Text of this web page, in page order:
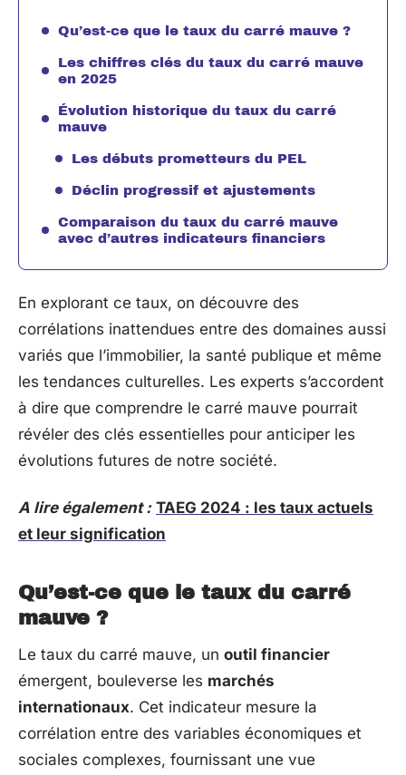
Qu’est-ce que le taux du carré mauve ?
Les chiffres clés du taux du carré mauve
en 2025
Évolution historique du taux du carré
mauve
Les débuts prometteurs du PEL
Déclin progressif et ajustements
Comparaison du taux du carré mauve
avec d’autres indicateurs financiers
En explorant ce taux, on découvre des
corrélations inattendues entre des domaines aussi
variés que l’immobilier, la santé publique et même
les tendances culturelles. Les experts s’accordent
à dire que comprendre le carré mauve pourrait
révéler des clés essentielles pour anticiper les
évolutions futures de notre société.
A lire également : TAEG 2024 : les taux actuels
et leur signification
Qu’est-ce que le taux du carré
mauve ?
Le taux du carré mauve, un outil financier
émergent, bouleverse les marchés
internationaux. Cet indicateur mesure la
corrélation entre des variables économiques et
sociales complexes, fournissant une vue